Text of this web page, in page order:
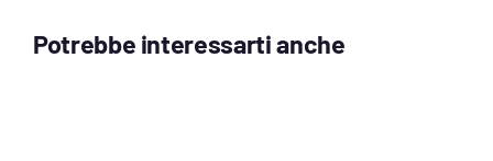
Potrebbe interessarti anche